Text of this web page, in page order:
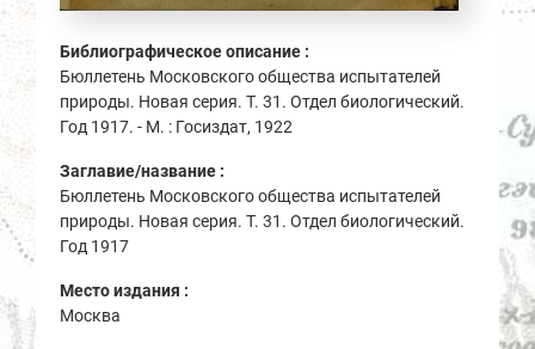
Библиографическое описание :
Бюллетень Московского общества испытателей
природы. Новая серия. Т. 31. Отдел биологический.
Год 1917. - М. : Госиздат, 1922
Заглавие/название :
Бюллетень Московского общества испытателей
природы. Новая серия. Т. 31. Отдел биологический.
Год 1917
Место издания :
Москва